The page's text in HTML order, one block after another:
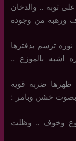
ثوبه .. والدخان
ورهبه من وجوده
ترسم بدفترها
اشبه بالموزع ..
ظهرها ضربه قويه
بصوت خشن وبامر :
وخوف .. وظلت